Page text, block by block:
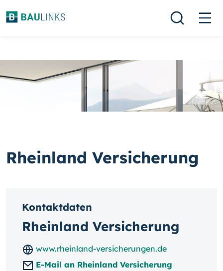
Rheinland Versicherung
Kontaktdaten
Rheinland Versicherung
www.rheinland-versicherungen.de
E-Mail an Rheinland Versicherung